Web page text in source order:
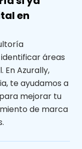
en
áreas
Azurally,
te ayudamos a
mejorar tu
de marca